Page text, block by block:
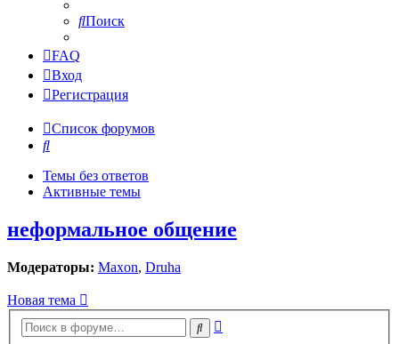
Поиск
FAQ
Вход
Регистрация
Список форумов
Поиск
Темы без ответов
Активные темы
неформальное общение
Модераторы: Maxon, Druha
Новая тема
Поиск